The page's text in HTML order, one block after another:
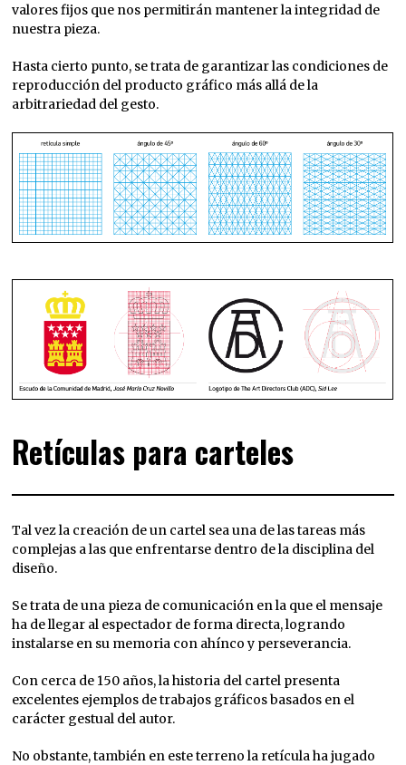
valores fijos que nos permitirán mantener la integridad de
nuestra pieza.
Hasta cierto punto, se trata de garantizar las condiciones de
reproducción del producto gráfico más allá de la
arbitrariedad del gesto.
Retículas para carteles
Tal vez la creación de un cartel sea una de las tareas más
complejas a las que enfrentarse dentro de la disciplina del
diseño.
Se trata de una pieza de comunicación en la que el mensaje
ha de llegar al espectador de forma directa, logrando
instalarse en su memoria con ahínco y perseverancia.
Con cerca de 150 años, la historia del cartel presenta
excelentes ejemplos de trabajos gráficos basados ​​en el
carácter gestual del autor.
No obstante, también en este terreno la retícula ha jugado